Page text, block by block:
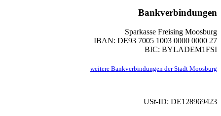
Bankverbindungen
Sparkasse Freising Moosburg
IBAN: DE93 7005 1003 0000 0000 27
BIC: BYLADEM1FSI
weitere Bankverbindungen der Stadt Moosburg
USt-ID: DE128969423